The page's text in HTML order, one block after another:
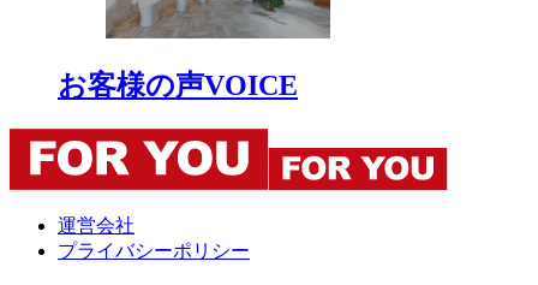
お客様の声VOICE
運営会社
プライバシーポリシー